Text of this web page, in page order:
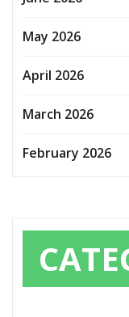
May 2026
April 2026
March 2026
February 2026